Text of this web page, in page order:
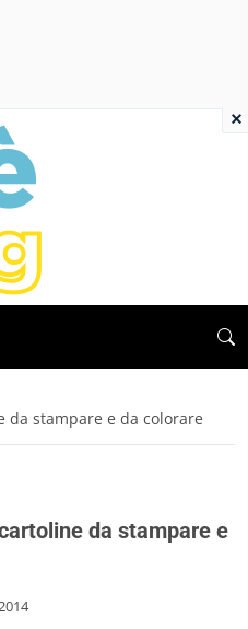
da stampare e da colorare
da stampare e
×